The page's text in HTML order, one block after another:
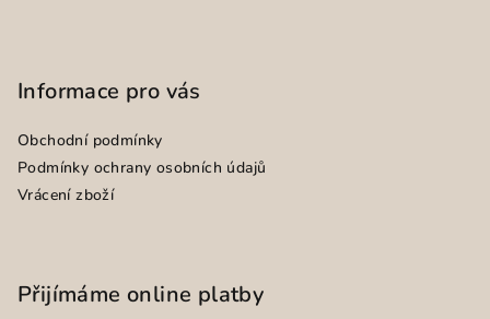
Informace pro vás
Obchodní podmínky
Podmínky ochrany osobních údajů
Vrácení zboží
Přijímáme online platby